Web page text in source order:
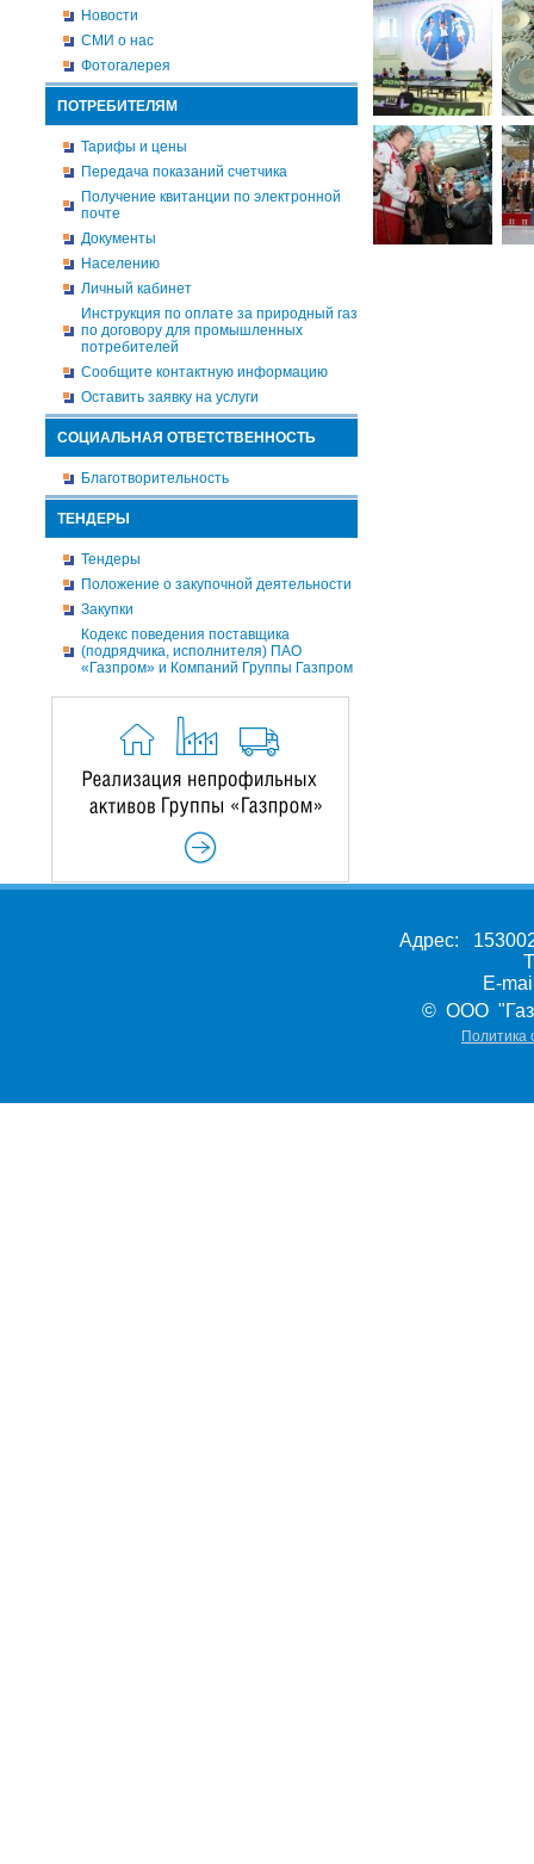
Новости
СМИ о нас
Фотогалерея
ПОТРЕБИТЕЛЯМ
Тарифы и цены
Передача показаний счетчика
Получение квитанции по электронной
почте
Документы
Населению
Личный кабинет
Инструкция по оплате за природный газ
по договору для промышленных
потребителей
Сообщите контактную информацию
Оставить заявку на услуги
СОЦИАЛЬНАЯ ОТВЕТСТВЕННОСТЬ
Благотворительность
ТЕНДЕРЫ
Тендеры
Положение о закупочной деятельности
Закупки
Кодекс поведения поставщика
(подрядчика, исполнителя) ПАО
«Газпром» и Компаний Группы Газпром
Адрес:
E-
© ООО
Политика